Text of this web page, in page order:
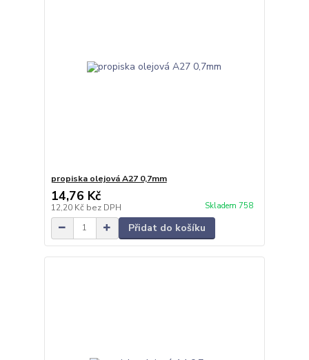
propiska olejová A27 0,7mm
14,76 Kč
12,20 Kč bez DPH Skladem 758
Přidat do košíku